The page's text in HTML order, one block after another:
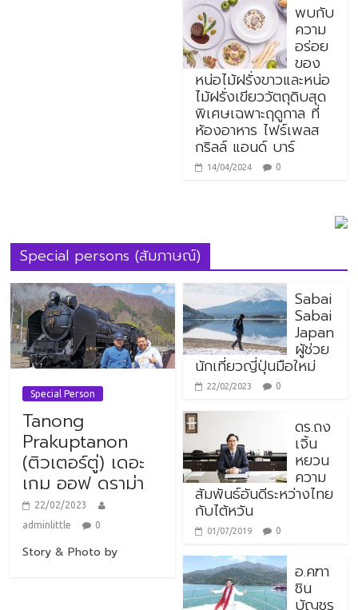
พบกับ
ความ
อร่อย
ของ
หน่อไม้ฝรั่งขาวและหน่อ
ไม้ฝรั่งเขียววัตถุดิบสุด
พิเศษเฉพาะฤดูกาล ที่
ห้องอาหาร ไฟร์เพลส
กริลล์ แอนด์ บาร์
14/04/2024 0
Special persons (สัมภาษณ์)
Special Person
Tanong
Prakuptanon
(ติวเตอร์ตู่) เดอะ
เกม ออฟ ดราม่า
22/02/2023
adminlittle
0
Story & Photo by
Sabai
Sabai
Japan
ผู้ช่วย
นักเที่ยวญี่ปุ่นมือใหม่
22/02/2023 0
ดร.ถง
เจิ้น
หยวน
ความ
สัมพันธ์อันดีระหว่างไทย
กับไต้หวัน
01/07/2019 0
อ.คฑา
ชิน
บัญชร